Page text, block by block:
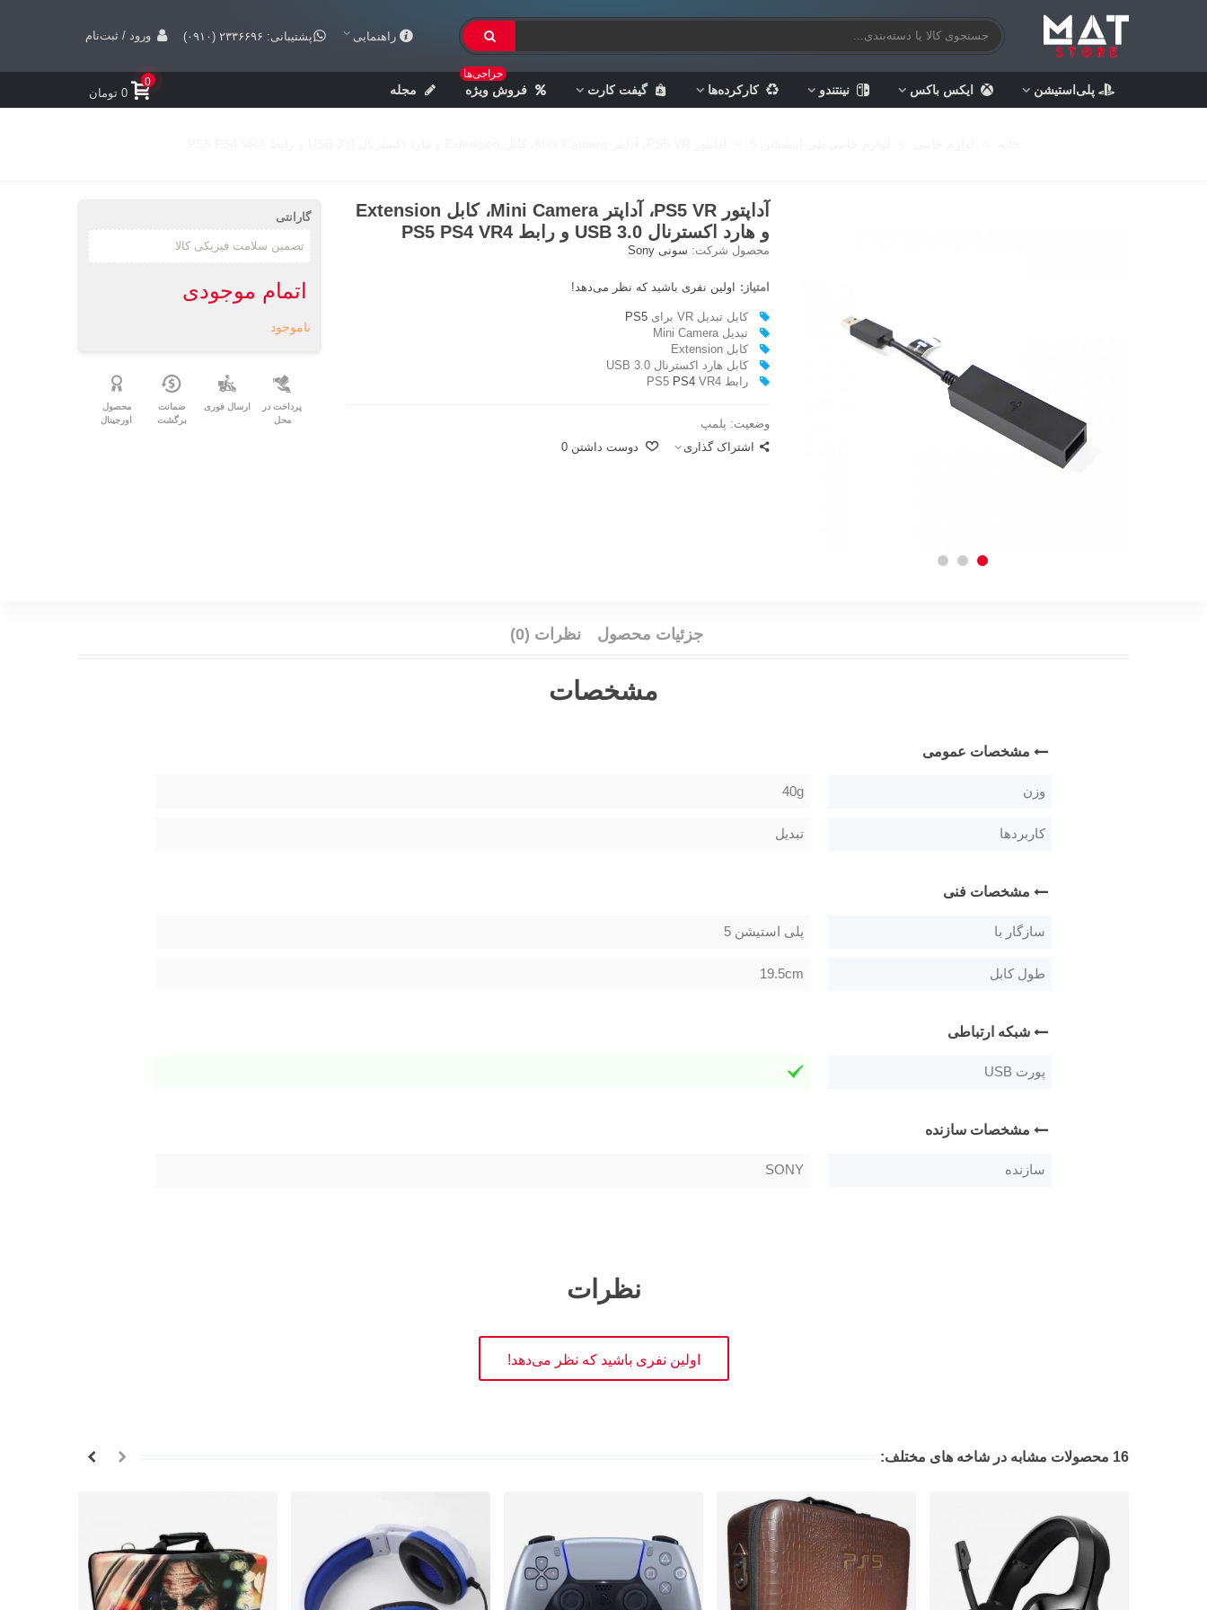
راهنمایی پشتیبانی: ۲۳۳۶۶۹۶ (۰۹۱۰) ورود / ثبت‌نام
پلی‌استیشن ایکس باکس نینتندو کارکرده‌ها گیفت کارت فروش ویژه
حراجی‌ها
مجله
0
0 تومان
آداپتور PS5 VR، آداپتر Mini Camera، کابل Extension
و هارد اکسترنال USB 3.0 و رابط PS5 PS4 VR4
محصول شرکت: سونی Sony
امتیاز: اولین نفری باشید که نظر می‌دهد!
کابل تبدیل VR برای
PS5
تبدیل Mini Camera
کابل Extension
کابل هارد اکسترنال USB 3.0
رابط PS5
PS4 VR4
وضعیت: پلمپ
اشتراک گذاری
دوست داشتن 0
گارانتی
اتمام موجودی
ناموجود
پرداخت در
محل
ارسال فوری
ضمانت
برگشت
محصول
اورجینال
جزئیات محصول نظرات (0)
مشخصات
مشخصات عمومی
وزن 40g
کاربردها تبدیل
مشخصات فنی
سازگار با پلی استیشن 5
طول کابل 19.5cm
شبکه ارتباطی
پورت USB
مشخصات سازنده
سازنده SONY
نظرات
اولین نفری باشید که نظر می‌دهد!
16 محصولات مشابه در شاخه های مختلف: